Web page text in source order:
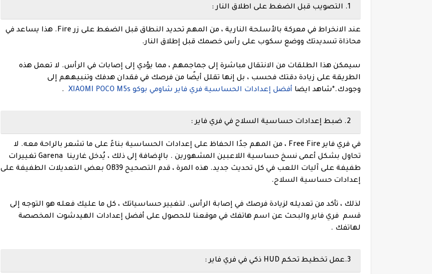
1. التصويب قبل الضغط على اطلاق النار :
عند الانخراط في معركة بالأسلحة النارية ، من المهم تحديد النطاق قبل الضغط على زر Fire. هذا يساعد في
محاذاة تسديدتك ووضع سكوب على رأس خصمك قبل إطلاق النار.
سيمكن هذا الطلقات من الانتقال مباشرة إلى جماجمهم ، مما يؤدي إلى إصابات في الرأس. لا تعمل هذه
الطريقة على زيادة دقتك فحسب ، بل إنها تقلل أيضًا من فرصك في فقدان هدفك وتنبيههم إلى
وجودك.*شاهد ايضا أفضل إعدادات الحساسية فري فاير شاومي بوكو XIAOMI POCO M5s .
2. ضبط إعدادات حساسية السلاح في فري فاير :
في فري فاير Free Fire ، من المهم جدًا الحفاظ على إعدادات الحساسية بناءً على ما تشعر بالراحة معه. لا
تحاول بشكل أعمى نسخ حساسية اللاعبين المشهورين .
بالإضافة إلى ذلك ، يُدخل غارينا Garena تغييرات
طفيفة على آليات اللعب في كل تحديث جديد. هذه المرة ، قدم التصحيح OB39 بعض التعديلات الطفيفة على
إعدادات حساسية السلاح.
لذلك ، تأكد من تعديله لزيادة فرصك في إصابة الرأس. لتغيير حساسياتك ، كل ما عليك فعله هو التوجه إلى
قسم فري فاير والبحث عن اسم هاتفك في موقعنا للحصول على أفضل إعدادات الهيدشوت المخصصة
لهاتفك .
3.عمل تخطيط تحكم HUD ذكي في فري فاير :